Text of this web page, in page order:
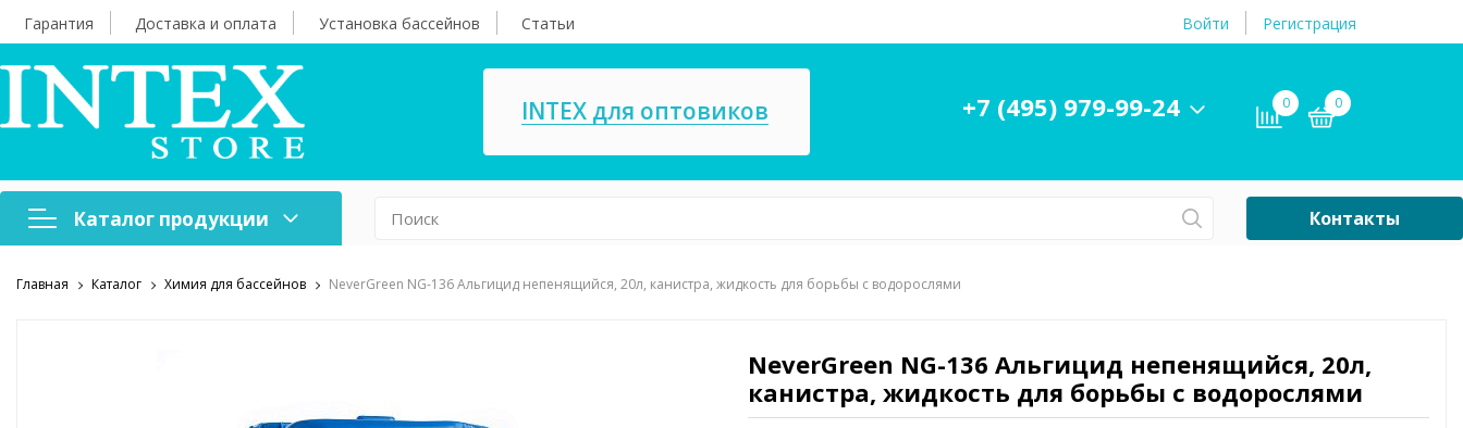
Гарантия Доставка и оплата Установка бассейнов Статьи Войти Регистрация
INTEX для оптовиков +7 (495) 979-99-24 0 0
Каталог продукции
Надувная мебель Насосы, ремкомплекты СПА
игрушки
принадлежности
Запчасти для бассейнов
Контакты
Главная Каталог Химия для бассейнов NeverGreen NG-136 Альгицид непенящийся, 20л, канистра, жидкость для борьбы с водорослями
NeverGreen NG-136 Альгицид непенящийся, 20л,
канистра, жидкость для борьбы с водорослями